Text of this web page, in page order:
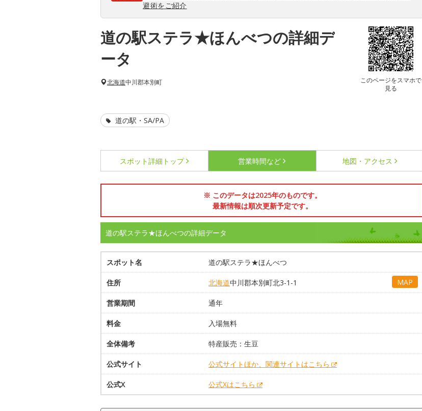
避術をご紹介
道の駅ステラ★ほんべつの詳細デ
ータ
このページをスマホで
見る
北海道中川郡本別町
道の駅・SA/PA
スポット詳細 トップ 営業時間など 地図・アクセス
※ このデータは2025年のものです。
最新情報は順次更新予定です。
道の駅ステラ★ほんべつの詳細データ
スポット名 道の駅ステラ★ほんべつ
住所 北海道中川郡本別町北3-1-1 MAP
営業期間 通年
料金 入場無料
全体備考 特産販売：生豆
公式サイト 公式サイトほか、関連サイトはこちら
公式X 公式Xはこちら